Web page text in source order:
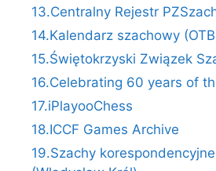
13.Centralny Rejestr
14.Kalendarz szachowy
15.Świętokrzyski Związek
16.Celebrating 60 years of
17.iPlayooChess
18.ICCF Games Archive
19.Szachy